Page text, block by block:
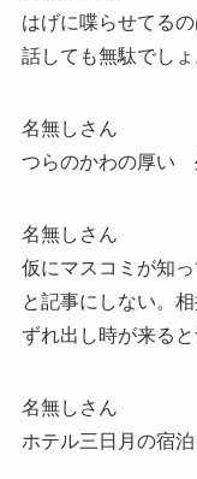
はげに喋らせてる
話しても無駄でしょ
名無しさん
つらのかわの厚い
名無しさん
仮にマスコミが知
と記事にしない。
ずれ出し時が来る
名無しさん
ホテル三日月の宿